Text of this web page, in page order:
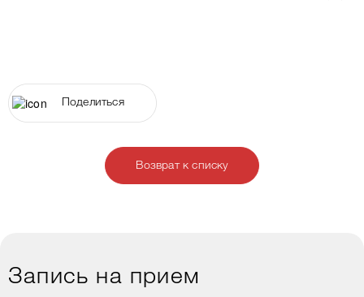
Поделиться
Возврат к списку
Запись на прием